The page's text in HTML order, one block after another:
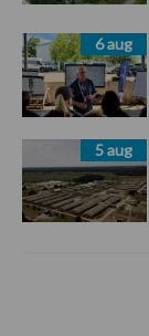
6 aug
5 aug